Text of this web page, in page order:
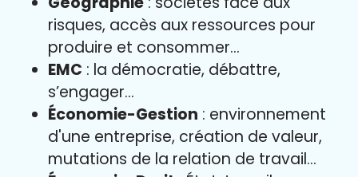
risques, accès aux ressources pour
produire et consommer…
EMC : la démocratie, débattre,
s’engager…
Économie-Gestion : environnement
d'une entreprise, création de valeur,
mutations de la relation de travail…